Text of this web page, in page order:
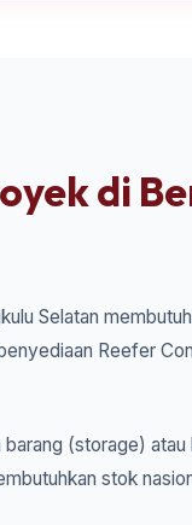
di
Selatan
Reefer
(storage)
stok